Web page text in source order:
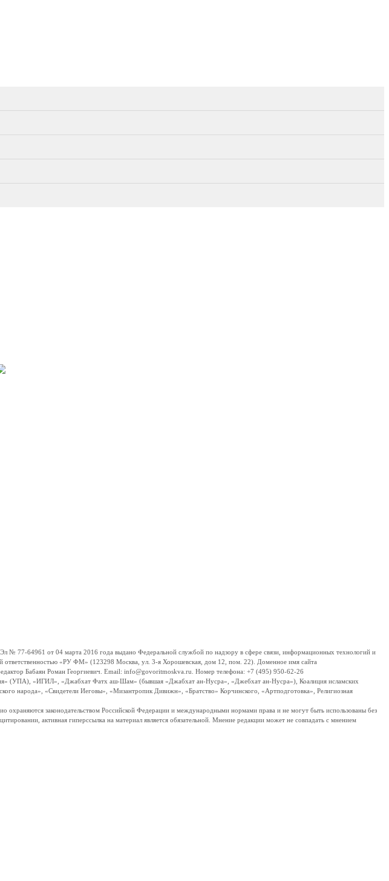
77-64961 от 04 марта 2016 года выдано Федеральной службой по надзору в сфере связи, информационных технологий и
«РУ ФМ» (123298 Москва, ул. 3-я Хорошевская, дом 12, пом. 22). Доменное имя сайта
Бабаян Роман Георгиевич. Email: info@govoritmoskva.ru. Номер телефона: +7 (495) 950-62-26
(УПА), «ИГИЛ», «Джабхат Фатх аш-Шам» (бывшая «Джабхат ан-Нусра», «Джебхат ан-Нусра»), Коалиция исламских
народа», «Свидетели Иеговы», «Мизантропик Дивижн», «Братство» Корчинского, «Артподготовка», Религиозная
законодательством Российской Федерации и международными нормами права и не могут быть использованы без
активная гиперссылка на материал является обязательной. Мнение редакции может не совпадать с мнением